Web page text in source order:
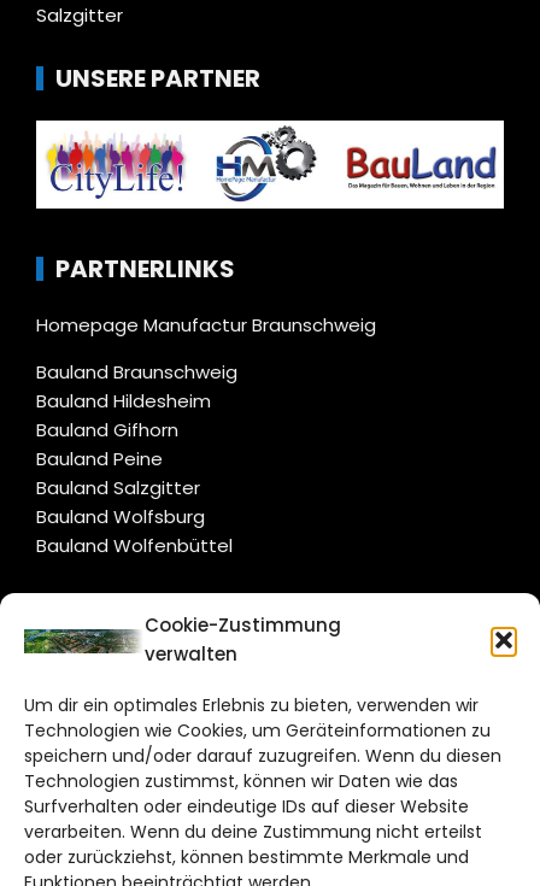
Cookie-Zustimmung
verwalten
Um dir ein optimales Erlebnis zu bieten, verwenden wir
Technologien wie Cookies, um Geräteinformationen zu
speichern und/oder darauf zuzugreifen. Wenn du diesen
Technologien zustimmst, können wir Daten wie das
Surfverhalten oder eindeutige IDs auf dieser Website
verarbeiten. Wenn du deine Zustimmung nicht erteilst
oder zurückziehst, können bestimmte Merkmale und
Salzgitter
UNSERE PARTNER
PARTNERLINKS
Homepage Manufactur Braunschweig
Bauland Braunschweig
Bauland Hildesheim
Bauland Gifhorn
Bauland Peine
Bauland Salzgitter
Bauland Wolfsburg
Bauland Wolfenbüttel
CITYLIFE!
Bruchtorwall 12
38100 Braunschweig
Telefon: 0531 387220 – 65
DAS STADTMAGAZIN FÜR